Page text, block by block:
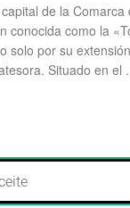
de la Comarca
conocida como la
solo por su
Situado en el